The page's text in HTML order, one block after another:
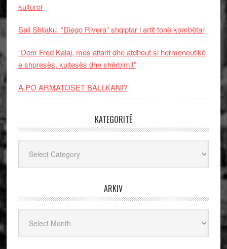
kulturor
Sali Shijaku, “Diego Rivera” shqiptar i artit tonë kombëtar
“Dom Fred Kalaj, mes altarit dhe atdheut si hermeneutikë
e shpresës, kujtesës dhe shërbimit”
A PO ARMATOSET BALLKANI?
KATEGORITË
ARKIV